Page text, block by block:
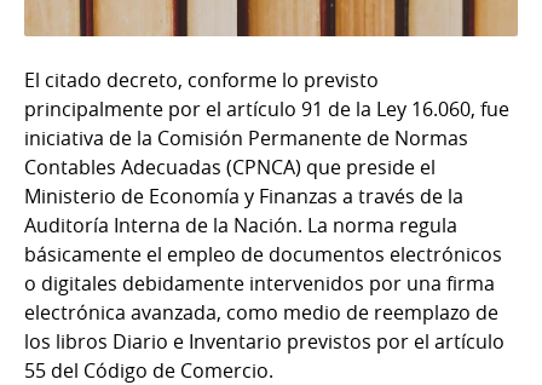
El citado decreto, conforme lo previsto
principalmente por el artículo 91 de la Ley 16.060, fue
iniciativa de la Comisión Permanente de Normas
Contables Adecuadas (CPNCA) que preside el
Ministerio de Economía y Finanzas a través de la
Auditoría Interna de la Nación. La norma regula
básicamente el empleo de documentos electrónicos
o digitales debidamente intervenidos por una firma
electrónica avanzada, como medio de reemplazo de
los libros Diario e Inventario previstos por el artículo
55 del Código de Comercio.